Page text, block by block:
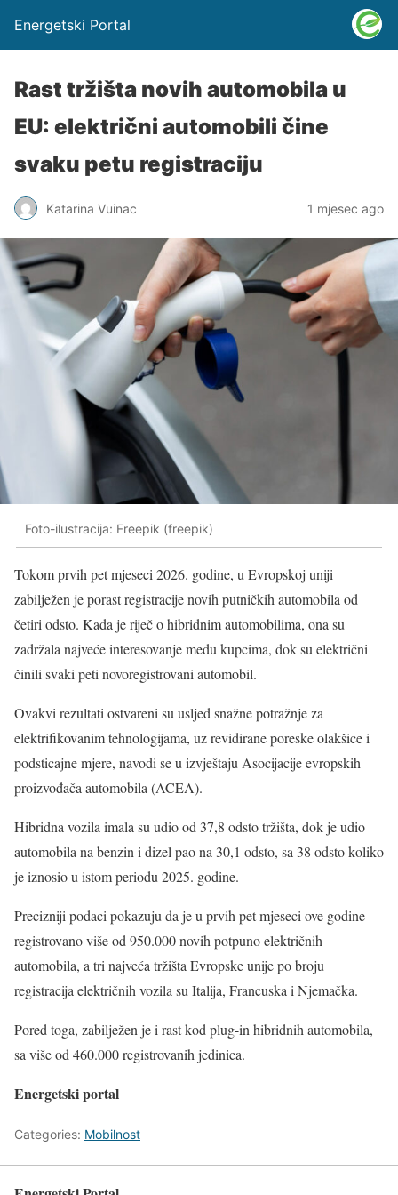
Energetski Portal
Rast tržišta novih automobila u
EU: električni automobili čine
svaku petu registraciju
Katarina Vuinac 1 mjesec ago
Foto-ilustracija: Freepik (freepik)
Tokom prvih pet mjeseci 2026. godine, u Evropskoj uniji
zabilježen je porast registracije novih putničkih automobila od
četiri odsto. Kada je riječ o hibridnim automobilima, ona su
zadržala najveće interesovanje među kupcima, dok su električni
činili svaki peti novoregistrovani automobil.
Ovakvi rezultati ostvareni su usljed snažne potražnje za
elektrifikovanim tehnologijama, uz revidirane poreske olakšice i
podsticajne mjere, navodi se u izvještaju Asocijacije evropskih
proizvođača automobila (ACEA).
Hibridna vozila imala su udio od 37,8 odsto tržišta, dok je udio
automobila na benzin i dizel pao na 30,1 odsto, sa 38 odsto koliko
je iznosio u istom periodu 2025. godine.
Precizniji podaci pokazuju da je u prvih pet mjeseci ove godine
registrovano više od 950.000 novih potpuno električnih
automobila, a tri najveća tržišta Evropske unije po broju
registracija električnih vozila su Italija, Francuska i Njemačka.
Pored toga, zabilježen je i rast kod plug-in hibridnih automobila,
sa više od 460.000 registrovanih jedinica.
Energetski portal
Categories: Mobilnost